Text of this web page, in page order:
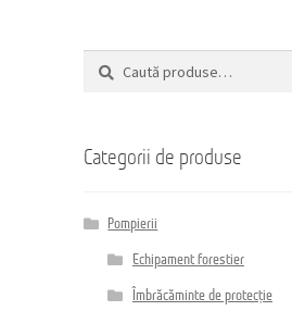
Caută
după:
Caută
Categorii de produse
Pompierii
Echipament forestier
Îmbrăcăminte de protecție